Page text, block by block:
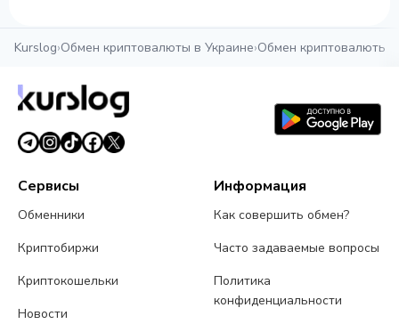
Kurslog›Обмен криптовалюты в Украине›Обмен криптовалюты
Сервисы
Обменники
Криптобиржи
Криптокошельки
Новости
Информация
Как совершить обмен?
Часто задаваемые вопросы
Политика
конфиденциальности